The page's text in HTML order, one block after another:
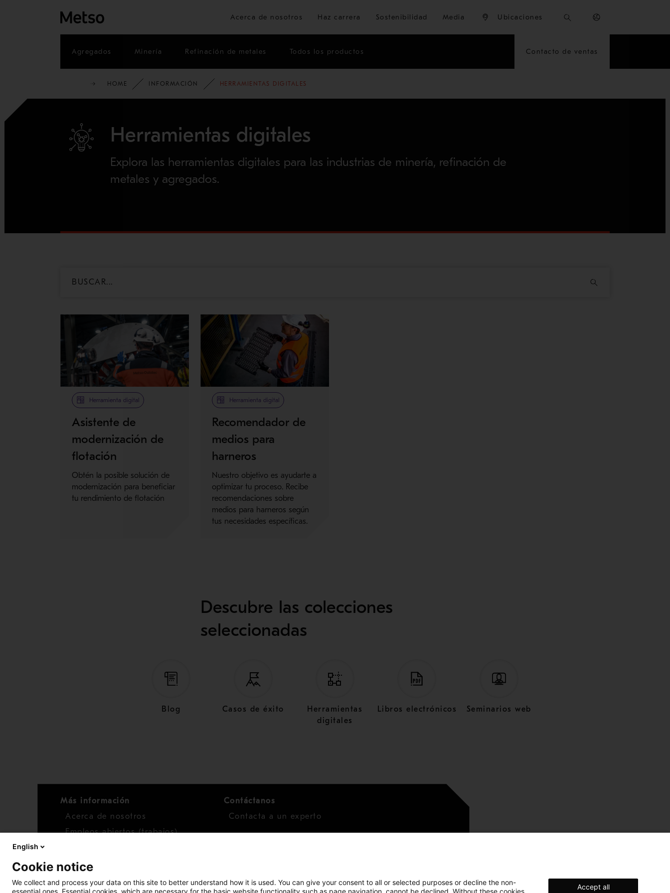
Ir al contenido principal
Acerca de nosotros Haz carrera Sostenibilidad Media Ubicaciones
Agregados Minería Refinación de metales Todos los productos Contacto de ventas
HOME INFORMACIÓN HERRAMIENTAS DIGITALES
Herramientas digitales
Explora las herramientas digitales para las industrias de minería, refinación de
metales y agregados.
Herramienta digital
Asistente de
modernización de
flotación
Obtén la posible solución de
modernización para beneficiar
tu rendimiento de flotación
Herramienta digital
Recomendador de
medios para
harneros
Nuestro objetivo es ayudarte a
optimizar tu proceso. Recibe
recomendaciones sobre
medios para harneros según
tus necesidades específicas.
Descubre las colecciones
seleccionadas
Blog Casos de éxito
Herramientas
digitales
Libros electrónicos Seminarios web
Más información
Acerca de nosotros
Empleos abiertos (trabajos)
Contáctanos
Contacta a un experto
Finanzas
English
Cookie notice
We collect and process your data on this site to better understand how it is used. You can give your consent to all or selected purposes or decline the non-
essential ones. Essential cookies, which are necessary for the basic website functionality such as page navigation, cannot be declined. Without these cookies,
Accept all